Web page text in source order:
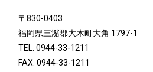
〒830-0403
福岡県三潴郡大木町大角 1797-1
TEL. 0944-33-1211
FAX. 0944-33-1211